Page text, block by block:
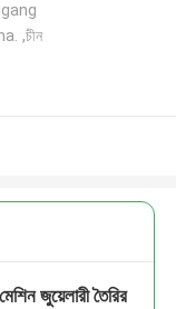
,চীন
জুয়েলারী তৈরির